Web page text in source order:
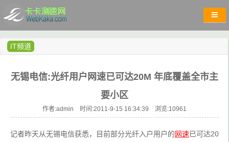
IT频道
无锡电信:光纤用户网速已可达20M 年底覆盖全市主
要小区
作者:admin 时间:2011-9-15 16:34:39 浏览:10961
记者昨天从无锡电信获悉，目前部分光纤入户用户的网速已可达20